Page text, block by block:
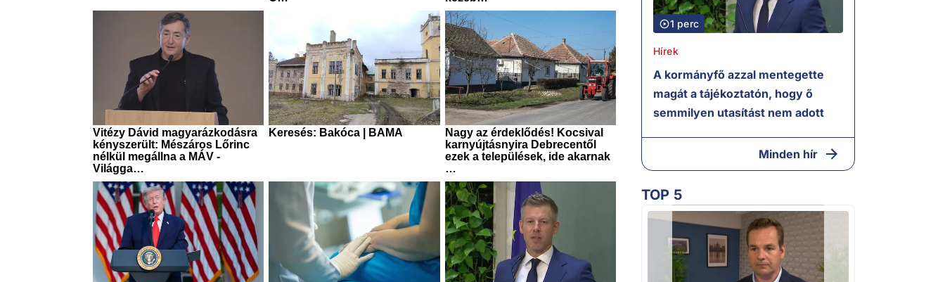
1 perc
Hírek
A kormányfő azzal mentegette
magát a tájékoztatón, hogy ő
semmilyen utasítást nem adott
Minden hír
TOP 5